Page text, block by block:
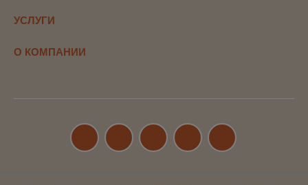
УСЛУГИ
О КОМПАНИИ